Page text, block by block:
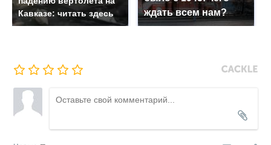
Кавказе: читать здесь
ждать всем нам?